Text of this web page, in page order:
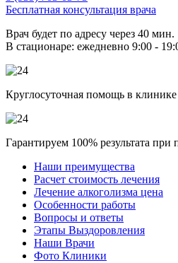
Бесплатная консультация врача
Врач будет по адресу через 40 мин.
В стационаре: ежедневно 9:00 -
Круглосуточная помощь в
Гарантируем 100% результата
Наши преимущества
Расчет стоимость лечения
Лечение алкоголизма цена
Особенности работы
Вопросы и ответы
Этапы Выздоровления
Наши Врачи
Фото Клиники